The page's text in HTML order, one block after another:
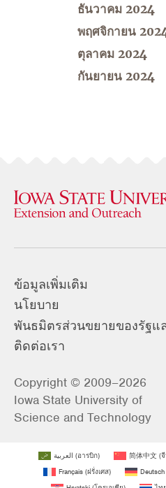
ธันวาคม 2024
พฤศจิกายน
ตุลาคม 2024
กันยายน 2024
ข้อมูลเพิ่มเติม
นโยบาย
พันธมิตรส่วนขยายของรัฐแ
ติดต่อเรา
Copyright © 2009–2026
Iowa State University of
Science and Technology
العربية (อารบิก) 简体中文 (
Français(ฝรั่งเศส) Deutsch